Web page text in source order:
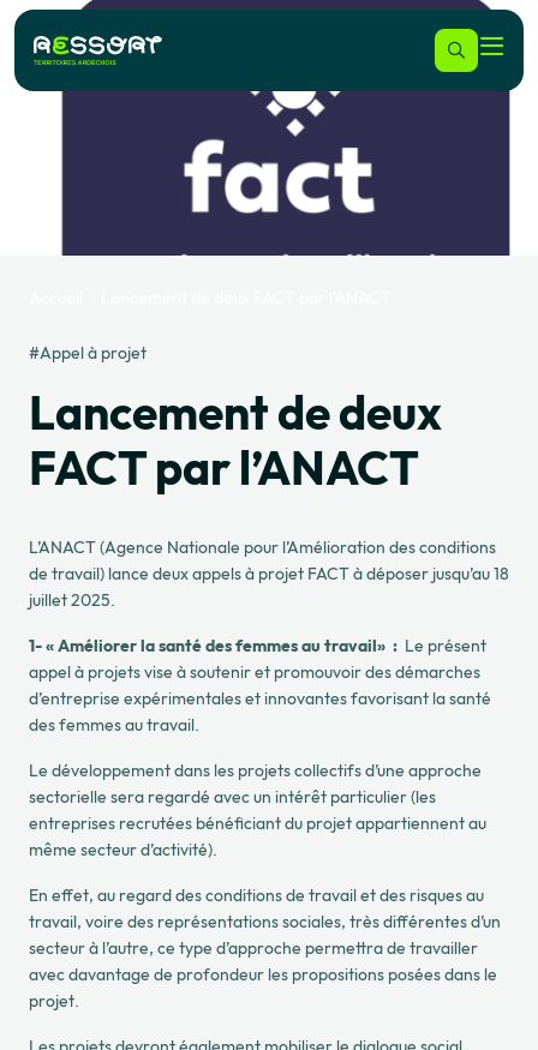
#Appel à projet
Lancement de deux
FACT par l’ANACT
L’ANACT (Agence Nationale pour l’Amélioration des conditions
de travail) lance deux appels à projet FACT à déposer jusqu’au 18
juillet 2025.
1-« Améliorer la santé des femmes au travail» : Le présent
appel à projets vise à soutenir et promouvoir des démarches
d’entreprise expérimentales et innovantes favorisant la santé
des femmes au travail.
Le développement dans les projets collectifs d’une approche
sectorielle sera regardé avec un intérêt particulier (les
entreprises recrutées bénéficiant du projet appartiennent au
même secteur d’activité).
En effet, au regard des conditions de travail et des risques au
travail, voire des représentations sociales, très différentes d’un
secteur à l’autre, ce type d’approche permettra de travailler
avec davantage de profondeur les propositions posées dans le
projet.